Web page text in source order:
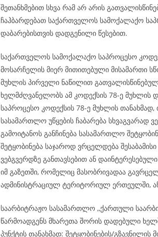
შეთანხმებით სხვა რამ არ არის
ჩაჰბარდებათ საქართველოს სამოქალაქო
დაბარებისთვის დადგენილი წესებით.
საქართველოს სამოქალაქო საპროცესო
მოსარჩელის მიერ მითითებული მისამართი
მუხლის პირველი ნაწილით
ხელმძღვანელობს ამ კოდექსის 78-ე
საპროცესო კოდექსის 78-ე მუხლის
სასამართლო უწყების ჩაბარება
გამოიტანოს განჩინება სასამართლო
შეტყობინება საჯაროდ ვრცელდება
ვებგვერდზე განთავსებით ან
იმ გაზეთში, რომელიც მასობრივადაა
ადმინისტრაციულ ტერიტორიულ ერთეულში, ან
საარბიტრაჟო სასამართლო ,,ქართული
წარმოადგენს მხარეთა შორის დადებული
პუნქტის თანახმად: შეტყობინების/